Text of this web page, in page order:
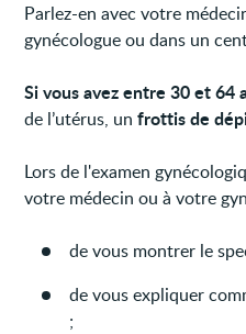
Parlez-en avec votre
gynécologue ou dans un
Si vous avez entre 30 et 64
de l’utérus, unfrottis de
Lors de l'examen
votre médecin ou à votre
de vous montrer le
de vous expliquer
;